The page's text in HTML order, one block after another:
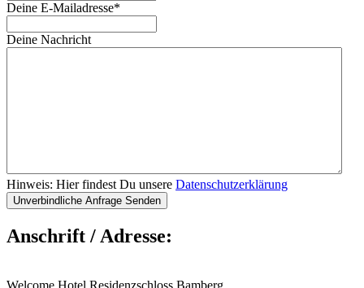
Deine E-Mailadresse*
Deine Nachricht
Hinweis: Hier findest Du unsere Datenschutzerklärung
Anschrift / Adresse:
Welcome Hotel Residenzschloss Bamberg